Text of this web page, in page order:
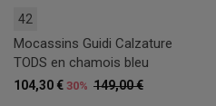
42
Mocassins Guidi Calzature
TODS en chamois bleu
149,00 €
104,30 € 30%